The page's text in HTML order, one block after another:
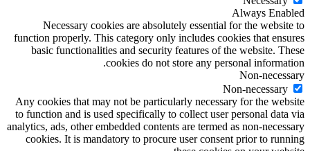
Always Enabled
Necessary cookies are absolutely essential for the website to
function properly. This category only includes cookies that ensures
basic functionalities and security features of the website. These
cookies do not store any personal information.
Non-necessary
Non-necessary
Any cookies that may not be particularly necessary for the website
to function and is used specifically to collect user personal data via
analytics, ads, other embedded contents are termed as non-necessary
cookies. It is mandatory to procure user consent prior to running